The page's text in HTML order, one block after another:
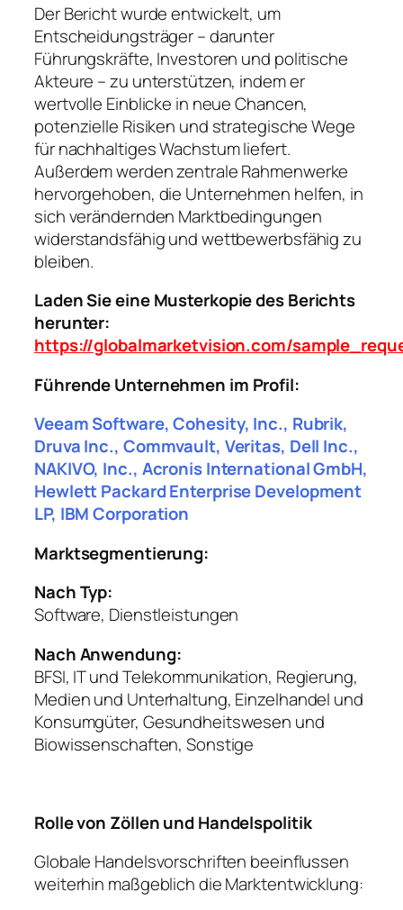
Der Bericht wurde entwickelt, um
Entscheidungsträger – darunter
Führungskräfte, Investoren und politische
Akteure – zu unterstützen, indem er
wertvolle Einblicke in neue Chancen,
potenzielle Risiken und strategische Wege
für nachhaltiges Wachstum liefert.
Außerdem werden zentrale Rahmenwerke
hervorgehoben, die Unternehmen helfen, in
sich verändernden Marktbedingungen
widerstandsfähig und wettbewerbsfähig zu
bleiben.
Laden Sie eine Musterkopie des Berichts
herunter:
https://globalmarketvision.com/
Führende Unternehmen im Profil:
Veeam Software, Cohesity, Inc., Rubrik,
Druva Inc., Commvault, Veritas, Dell Inc.,
NAKIVO, Inc., Acronis International GmbH,
Hewlett Packard Enterprise Development
LP, IBM Corporation
Marktsegmentierung:
Nach Typ:
Software, Dienstleistungen
Nach Anwendung:
BFSI, IT und Telekommunikation, Regierung,
Medien und Unterhaltung, Einzelhandel und
Konsumgüter, Gesundheitswesen und
Biowissenschaften, Sonstige
Rolle von Zöllen und Handelspolitik
Globale Handelsvorschriften beeinflussen
weiterhin maßgeblich die Marktentwicklung: